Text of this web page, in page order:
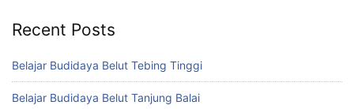
Recent Posts
Belajar Budidaya Belut Tebing Tinggi
Belajar Budidaya Belut Tanjung Balai